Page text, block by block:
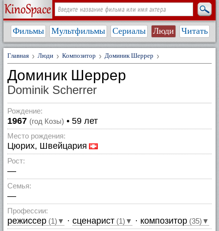
Фильмы Мультфильмы Сериалы Люди Читать
Главная Люди Композитор Доминик Шеррер
Доминик Шеррер
Dominik Scherrer
Рождение:
1967 (год Козы) • 59 лет
Место рождения:
Цюрих, Швейцария
Рост:
—
Семья:
—
Профессии:
режиссер (1)▼ · сценарист (1)▼ · композитор (35)▼